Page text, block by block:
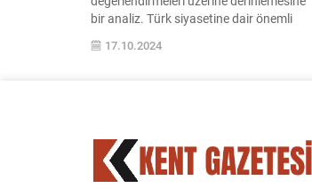
bir analiz. Türk siyasetine dair önemli
görüş ve stratejileri keşfedin, geçmişten
günümüze etkilerini anlayın.
17.10.2024